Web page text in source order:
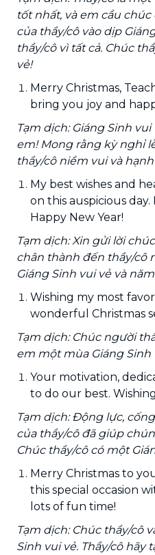
tốt nhất, và em cầu
của thầy/cô vào dịp
thầy/cô vì tất cả. Chúc
vẻ!
Merry Christmas,
bring you joy and
Tạm dịch: Giáng Sinh
em! Mong rằng kỳ nghỉ
thầy/cô niềm vui và
My best wishes and
on this auspicious
Happy New Year!
Tạm dịch: Xin gửi lời
chân thành đến thầy/cô
Giáng Sinh vui vẻ và
Wishing my most
wonderful Christmas
Tạm dịch: Chúc người
em một mùa Giáng Sinh
Your motivation,
to do our best.
Tạm dịch: Động lực,
của thầy/cô đã giúp
Chúc thầy/cô có một
Merry Christmas to
this special occasion
lots of fun time!
Tạm dịch: Chúc thầy/cô
Sinh vui vẻ. Thầy/cô hãy